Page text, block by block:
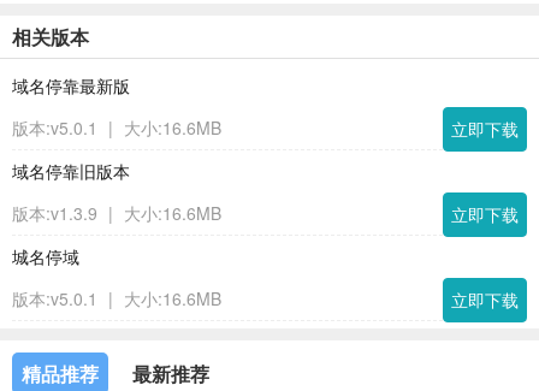
相关版本
域名停靠最新版
版本:v5.0.1
| 大小:16.6MB
立即下载
域名停靠旧版本
版本:v1.3.9 | 大小:16.6MB
立即下载
城名停域
版本:v5.0.1
| 大小:16.6MB 立即下载
精品推荐 最新推荐